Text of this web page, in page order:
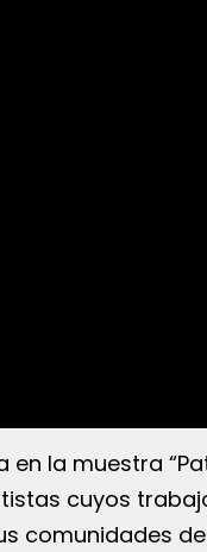
la muestra
cuyos
comunidades